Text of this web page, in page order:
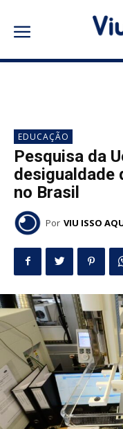
EDUCAÇÃO
Pesquisa da
desigualdade
no Brasil
Por VIU ISSO